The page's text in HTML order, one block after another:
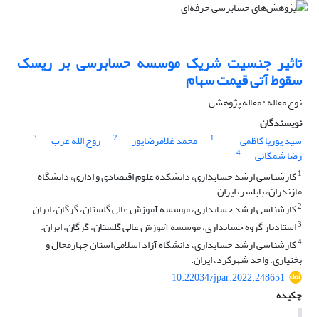
تاثیر جنسیت شریک موسسه حسابرسی بر ریسک
سقوط آتی قیمت سهام
نوع مقاله : مقاله پژوهشی
نویسندگان
سید پوریا کاظمی
1 محمد غلامرضاپور 2 روح الله عرب 3
رضا شمگانی
4
1کارشناسی ارشد حسابداری، دانشکده علوم اقتصادی و اداری، دانشگاه
مازندران، بابلسر، ایران
2کارشناسی ارشد حسابداری، موسسه آموزش عالی گلستان، گرگان، ایران.
3استادیار گروه حسابداری، موسسه آموزش عالی گلستان، گرگان، ایران.
4کارشناسی ارشد حسابداری، دانشگاه آزاد اسلامی استان چهارمحال و
بختیاری، واحد شهرکرد، ایران.
10.22034/jpar.2022.248651
چکیده